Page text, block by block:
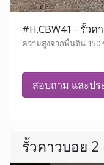
#H.CBW41 - รั้ว
ความสูงจากพื้นดิน 150
สอบถาม และปร
รั้วคาวบอย